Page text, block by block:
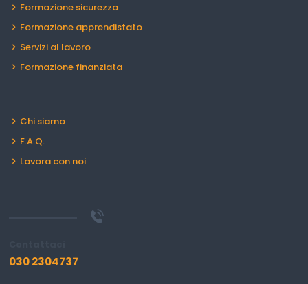
Formazione sicurezza
Formazione apprendistato
Servizi al lavoro
Formazione finanziata
Chi siamo
F.A.Q.
Lavora con noi
030 2304737